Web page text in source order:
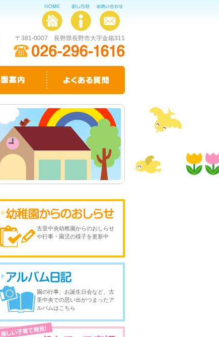
〒381-0007 長野県長野市大字金箱311
古里中央幼稚園からのおしらせ
や行事・園児の様子を更新中
園の行事、お誕生日会など、古
里中央での思い出がつまったア
ルバムはこちら